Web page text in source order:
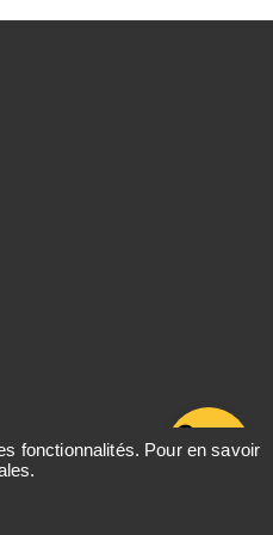
fonctionnalités. Pour en savoir